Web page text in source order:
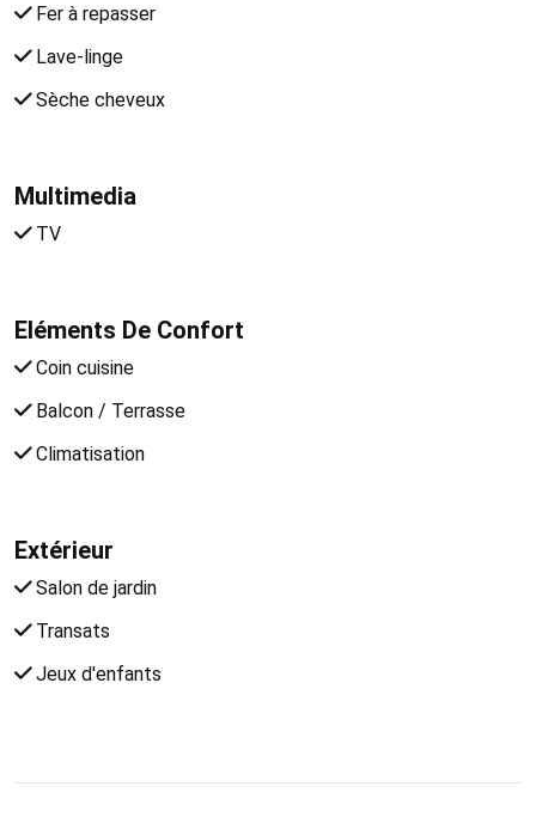
Fer à repasser
Lave-linge
Sèche cheveux
Multimedia
TV
Eléments De Confort
Coin cuisine
Balcon / Terrasse
Climatisation
Extérieur
Salon de jardin
Transats
Jeux d'enfants